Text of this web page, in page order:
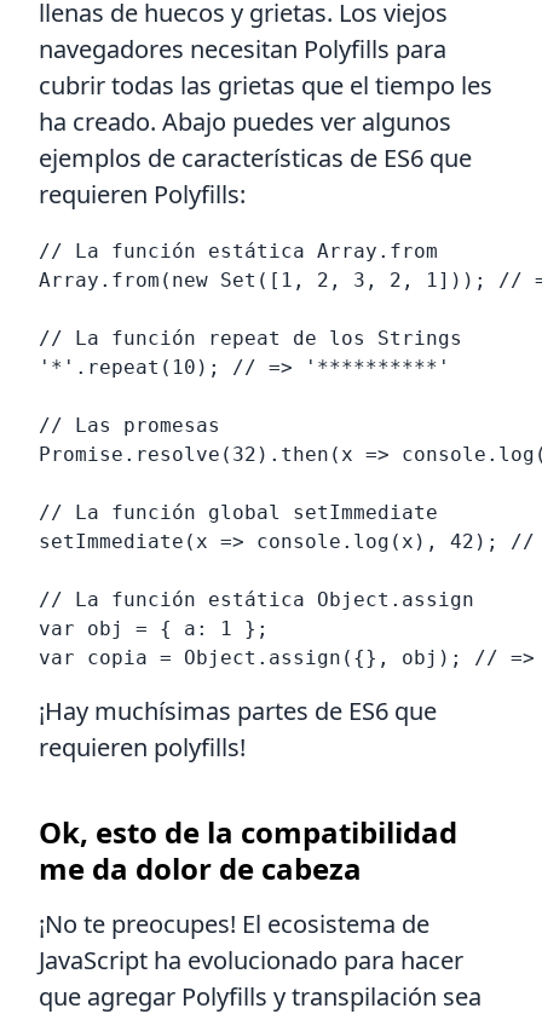
llenas de huecos y grietas. Los viejos
navegadores necesitan Polyfills para
cubrir todas las grietas que el tiempo les
ha creado. Abajo puedes ver algunos
ejemplos de características de ES6 que
requieren Polyfills:
// La función estática Array.from
Array.from(new Set([1, 2, 3, 2, 1])); //
// La función repeat de los Strings
'*'.repeat(10); // => '**********'
// Las promesas
Promise.resolve(32).then(x =>
// La función global setImmediate
setImmediate(x => console.log(x), 42); //
// La función estática Object.assign
var obj = { a: 1 };
¡Hay muchísimas partes de ES6 que
requieren polyfills!
Ok, esto de la compatibilidad
me da dolor de cabeza
¡No te preocupes! El ecosistema de
JavaScript ha evolucionado para hacer
que agregar Polyfills y transpilación sea